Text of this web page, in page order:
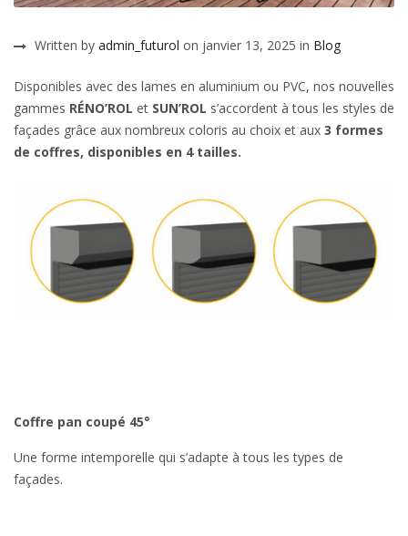
Written by admin_futurol on janvier 13, 2025 in Blog
Disponibles avec des lames en aluminium ou PVC, nos nouvelles
gammes RÉNO’ROL et SUN’ROL s’accordent à tous les styles de
façades grâce aux nombreux coloris au choix et aux 3 formes
de coffres, disponibles en 4 tailles.
Coffre pan coupé 45°
Une forme intemporelle qui s’adapte à tous les types de
façades.